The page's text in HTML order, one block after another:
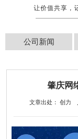
让价值共享，
公司新闻
肇庆网
文章出处： 创力